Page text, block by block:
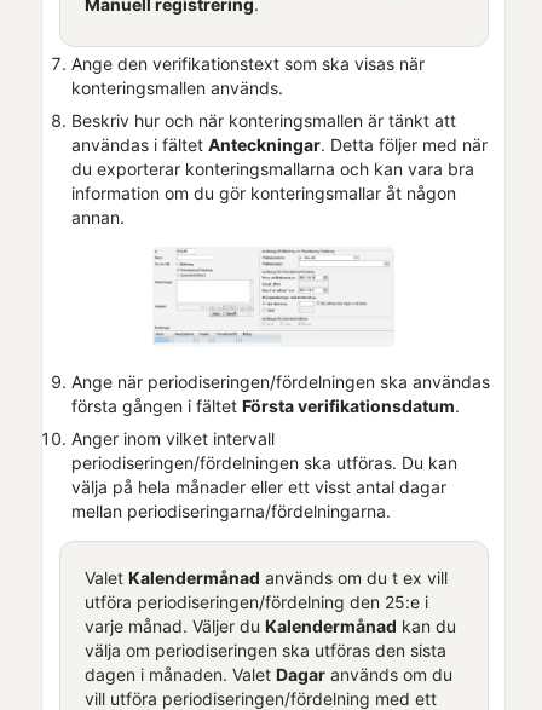
Manuell registrering.
Ange den verifikationstext som ska visas när
konteringsmallen används.
Beskriv hur och när konteringsmallen är tänkt att
användas i fältet Anteckningar. Detta följer med när
du exporterar konteringsmallarna och kan vara bra
information om du gör konteringsmallar åt någon
annan.
Ange när periodiseringen/fördelningen ska användas
första gången i fältet Första verifikationsdatum.
Anger inom vilket intervall
periodiseringen/fördelningen ska utföras. Du kan
välja på hela månader eller ett visst antal dagar
mellan periodiseringarna/fördelningarna.
Valet Kalendermånad används om du t ex vill
utföra periodiseringen/fördelning den 25:e i
varje månad. Väljer du Kalendermånad kan du
välja om periodiseringen ska utföras den sista
dagen i månaden. Valet Dagaranvänds om du
vill utföra periodiseringen/fördelning med ett